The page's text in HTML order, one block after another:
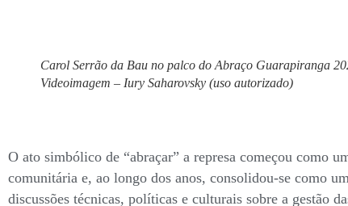
Carol Serrão da Bau no palco do Abraço Guarapiranga
Videoimagem – Iury Saharovsky (uso autorizado)
O ato simbólico de “abraçar” a represa começou como
comunitária e, ao longo dos anos, consolidou-se como
discussões técnicas, políticas e culturais sobre a gestão